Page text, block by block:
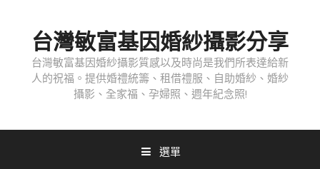
台灣敏富基因婚紗攝影分享
台灣敏富基因婚紗攝影質感以及時尚是我們所表達給新
人的祝福。提供婚禮統籌、租借禮服、自助婚紗、婚紗
攝影、全家福、孕婦照、週年紀念照!
選單